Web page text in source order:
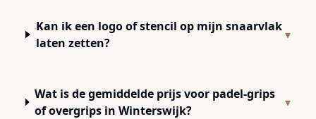
Kan ik een logo of stencil op mijn snaarvlak
laten zetten?
▾
Wat is de gemiddelde prijs voor padel-grips
of overgrips in Winterswijk?
▾